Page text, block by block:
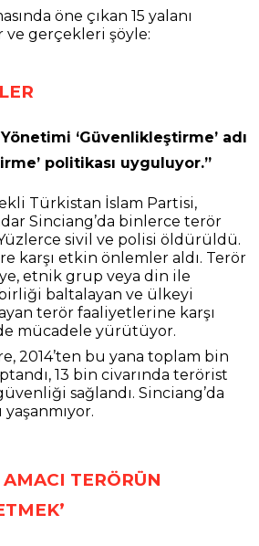
öne çıkan 15 yalanı
ve gerçekleri şöyle:
Yönetimi ‘Güvenlikleştirme’ adı
politikası uyguluyor.”
Türkistan İslam Partisi,
Sinciang’da binlerce terör
sivil ve polisi öldürüldü.
karşı etkin önlemler aldı. Terör
etnik grup veya din ile
baltalayan ve ülkeyi
terör faaliyetlerine karşı
mücadele yürütüyor.
2014’ten bu yana toplam bin
13 bin civarında terörist
sağlandı. Sinciang’da
TERÖRÜN